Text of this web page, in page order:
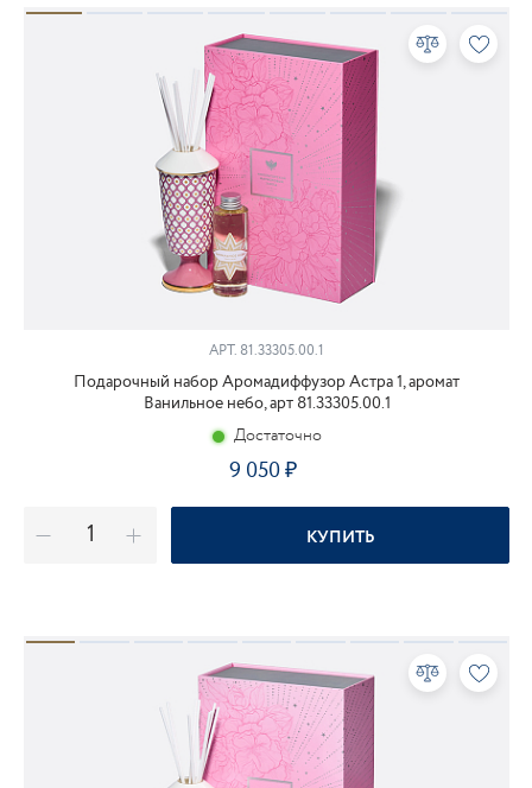
АРТ. 81.33305.00.1
Подарочный набор Аромадиффузор Астра 1, аромат
Ванильное небо, арт 81.33305.00.1
Достаточно
9 050
КУПИТЬ